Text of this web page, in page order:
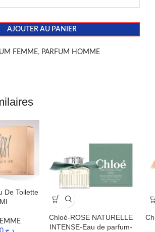
AJOUTER AU PANIER
FEMME, PARFUM HOMME
De Toilette
Chloé-ROSE NATURELLE
INTENSE-Eau de parfum-